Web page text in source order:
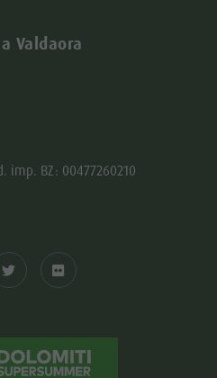
Valdaora
imp. BZ: 00477260210